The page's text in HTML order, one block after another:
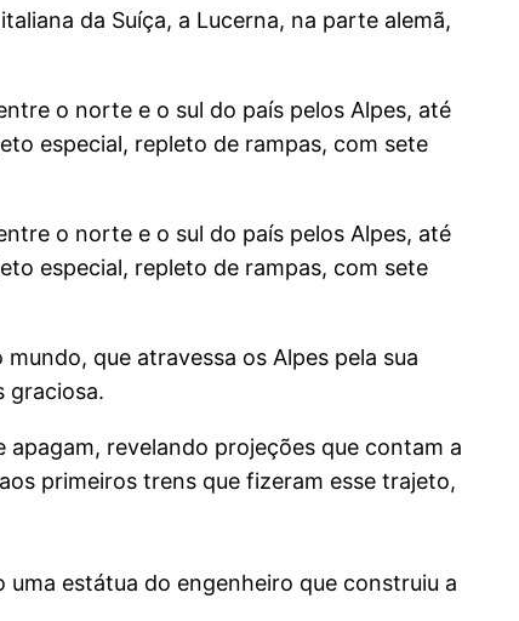
da Suíça, a Lucerna, na parte alemã,
o norte e o sul do país pelos Alpes, até
especial, repleto de rampas, com sete
o norte e o sul do país pelos Alpes, até
especial, repleto de rampas, com sete
que atravessa os Alpes pela sua
graciosa.
revelando projeções que contam a
primeiros trens que fizeram esse trajeto,
estátua do engenheiro que construiu a